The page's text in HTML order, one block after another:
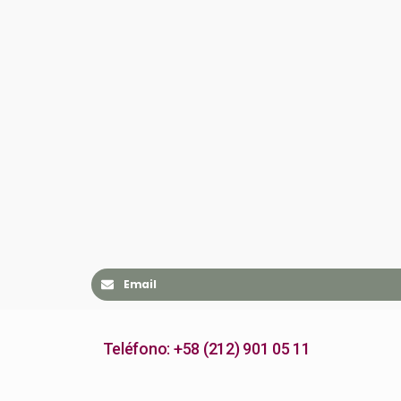
Email
Teléfono: +58 (212) 901 05 11